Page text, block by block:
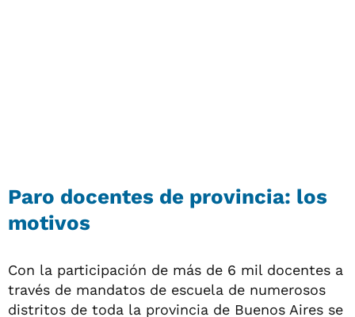
Paro docentes de provincia: los
motivos
Con la participación de más de 6 mil docentes a
través de mandatos de escuela de numerosos
distritos de toda la provincia de Buenos Aires se